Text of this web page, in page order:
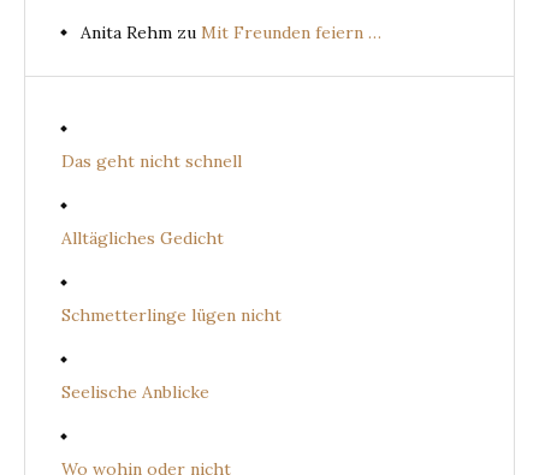
Anita Rehm zu Mit Freunden feiern …
Das geht nicht schnell
Alltägliches Gedicht
Schmetterlinge lügen nicht
Seelische Anblicke
Wo wohin oder nicht